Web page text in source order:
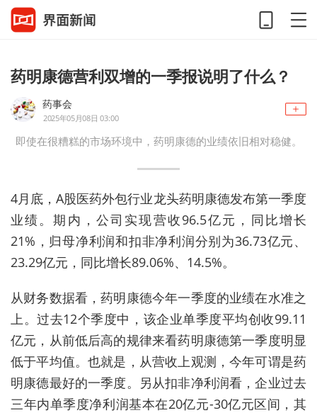
药明康德营利双增的一季报说明了什么？
药事会
2025年05月08日 03:00
即使在很糟糕的市场环境中，药明康德的业绩依旧相对稳健。
4月底，A股医药外包行业龙头药明康德发布第一季度
业绩。期内，公司实现营收96.5亿元，同比增长
21%，归母净利润和扣非净利润分别为36.73亿元、
23.29亿元，同比增长89.06%、14.5%。
从财务数据看，药明康德今年一季度的业绩在水准之
上。过去12个季度中，该企业单季度平均创收99.11
亿元，从前低后高的规律来看药明康德第一季度明显
低于平均值。也就是，从营收上观测，今年可谓是药
明康德最好的一季度。另从扣非净利润看，企业过去
三年内单季度净利润基本在20亿元-30亿元区间，其